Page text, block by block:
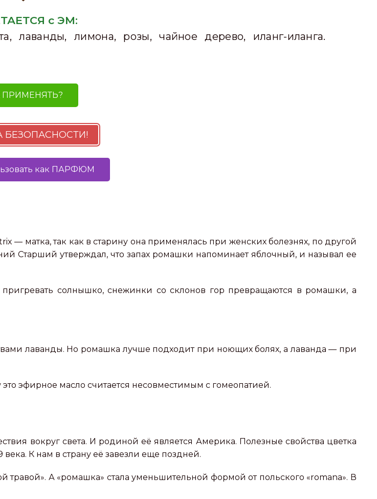
с ЭМ:
лаванды, лимона, розы, чайное дерево, иланг-иланга.
ПРИМЕНЯТЬ?
БЕЗОПАСНОСТИ!
как ПАРФЮМ
— матка, так как в старину она применялась при женских болезнях, по другой
Старший утверждал, что запах ромашки напоминает яблочный, и называл ее
пригревать солнышко, снежинки со склонов гор превращаются в ромашки, а
лаванды. Но ромашка лучше подходит при ноющих болях, а лаванда — при
эфирное масло считается несовместимым с гомеопатией.
вокруг света. И родиной её является Америка. Полезные свойства цветка
века. К нам в страну её завезли еще поздней.
травой». А «ромашка» стала уменьшительной формой от польского «romana». В